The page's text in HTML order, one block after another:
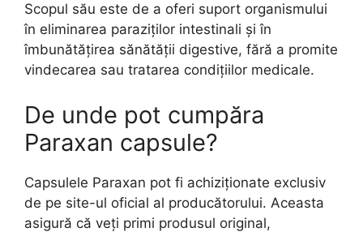
Scopul său este de a oferi suport organismului
în eliminarea paraziților intestinali și în
îmbunătățirea sănătății digestive, fără a promite
vindecarea sau tratarea condițiilor medicale.
De unde pot cumpăra
Paraxan capsule?
Capsulele Paraxan pot fi achiziționate exclusiv
de pe site-ul oficial al producătorului. Aceasta
asigură că veți primi produsul original,